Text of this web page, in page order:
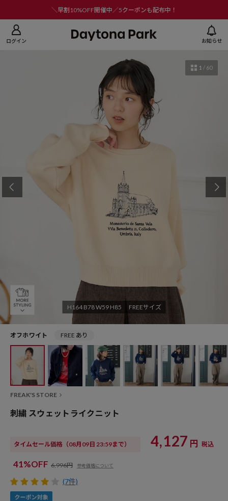
＼早割10%OFF開催中／5クーポンも配布中！
ログイン お知らせ
H164 B78 W59 H85 FREEサイズ
1 / 60
オフホワイト FREE あり
FREAK'S STORE
刺繍 スウェットライクニット
タイムセール価格 （08月09日 23:59まで） 4,127 円 税込
41%OFF 6,996円 参考価格について
(7件)